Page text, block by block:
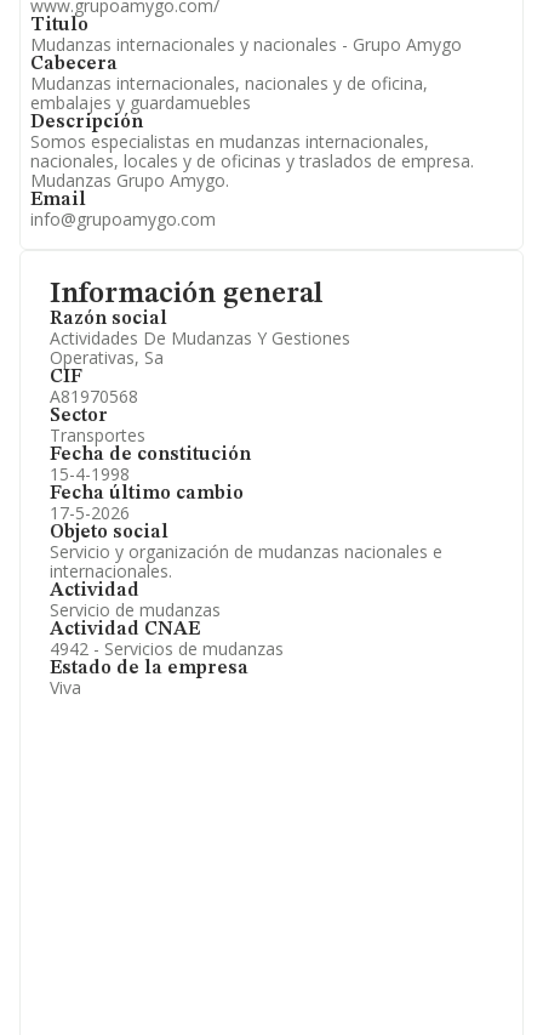
Información general
Razón social
Actividades De Mudanzas Y Gestiones
Operativas, Sa
CIF
A81970568
Sector
Transportes
Fecha de constitución
15-4-1998
Fecha último cambio
17-5-2026
Objeto social
Servicio y organización de mudanzas nacionales e
internacionales.
Actividad
Servicio de mudanzas
Actividad CNAE
4942 - Servicios de mudanzas
Estado de la empresa
Viva
www.grupoamygo.com/
Titulo
Mudanzas internacionales y nacionales - Grupo Amygo
Cabecera
Mudanzas internacionales, nacionales y de oficina,
embalajes y guardamuebles
Descripción
Somos especialistas en mudanzas internacionales,
nacionales, locales y de oficinas y traslados de empresa.
Mudanzas Grupo Amygo.
Email
info@grupoamygo.com